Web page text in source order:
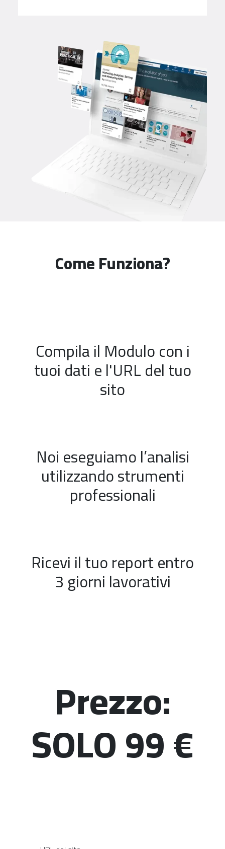
Come Funziona?
Compila il Modulo con i
tuoi dati e l'URL del tuo
sito
Noi eseguiamo l’analisi
utilizzando strumenti
professionali
Ricevi il tuo report entro
3 giorni lavorativi
Prezzo:
SOLO 99 €